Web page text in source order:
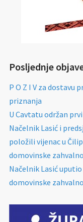
Posljednje
P O Z I V za dostavu
priznanja
U Cavtatu održan
Načelnik Lasić i
položili vijenac u
domovinske
Načelnik Lasić
domovinske